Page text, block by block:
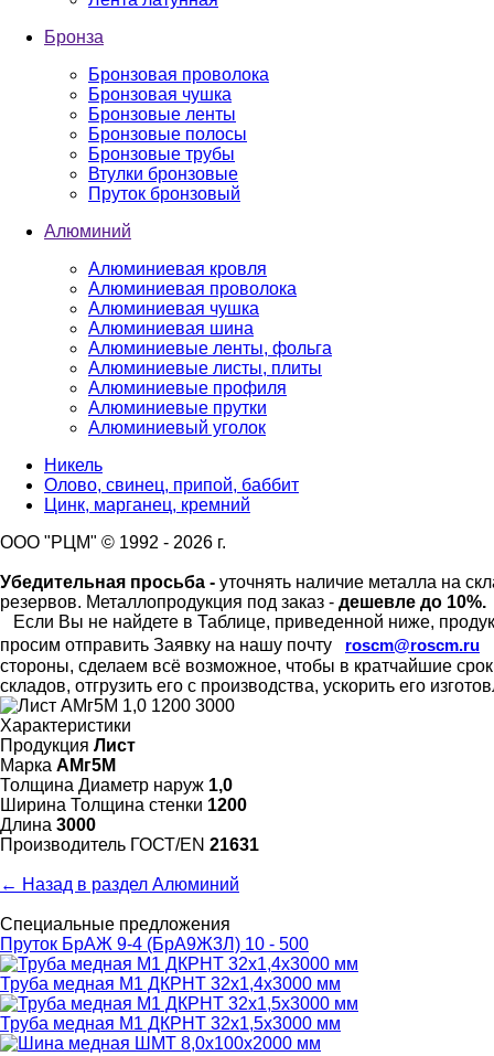
Бронза
Бронзовая проволока
Бронзовая чушка
Бронзовые ленты
Бронзовые полосы
Бронзовые трубы
Втулки бронзовые
Пруток бронзовый
Алюминий
Алюминиевая кровля
Алюминиевая проволока
Алюминиевая чушка
Алюминиевая шина
Алюминиевые ленты, фольга
Алюминиевые листы, плиты
Алюминиевые профиля
Алюминиевые прутки
Алюминиевый уголок
Никель
Олово, свинец, припой, баббит
Цинк, марганец, кремний
ООО "РЦМ" © 1992 - 2026 г.
Убедительная просьба - уточнять наличие металла на
резервов. Металлопродукция под заказ - дешевле до 10%.
Если Вы не найдете в Таблице, приведенной ниже,
просим отправить Заявку на нашу почту
roscm@roscm.ru
стороны, сделаем всё возможное, чтобы в кратчайшие
складов, отгрузить его с производства, ускорить его
Характеристики
Продукция Лист
Марка АМг5М
Толщина Диаметр наруж 1,0
Ширина Толщина стенки 1200
Длина 3000
Произво­дитель ГОСТ/EN 21631
← Назад в раздел Алюминий
Специальные предложения
Пруток БрАЖ 9-4 (БрА9Ж3Л) 10 - 500
Труба медная М1 ДКРНТ 32х1,4х3000 мм
Труба медная М1 ДКРНТ 32х1,5х3000 мм